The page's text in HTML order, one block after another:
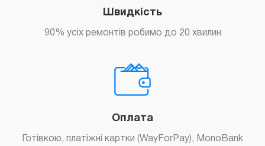
Швидкість
90% усіх ремонтів робимо до 20 хвилин
Оплата
Готівкою, платіжні картки (WayForPay), MonoBank